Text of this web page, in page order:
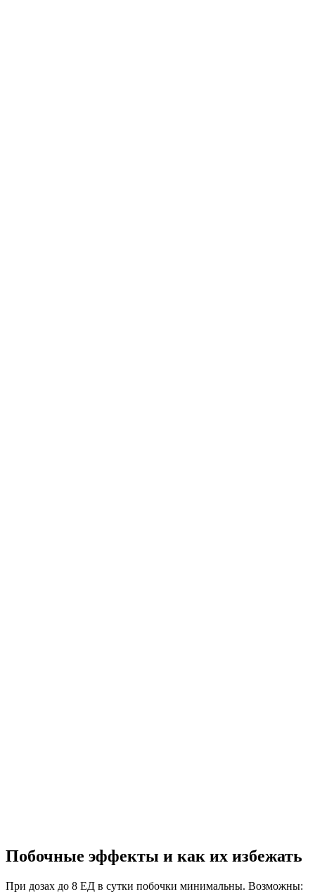
Побочные эффекты и как их избежать
При дозах до 8 ЕД в сутки побочки минимальны. Возможны: